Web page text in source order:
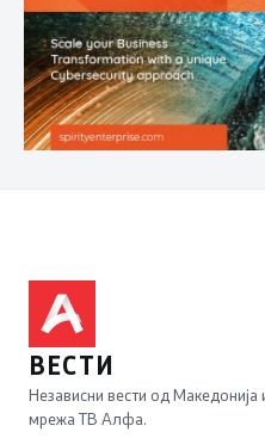
ВЕСТИ
Независни вести од
мрежа ТВ Алфа.